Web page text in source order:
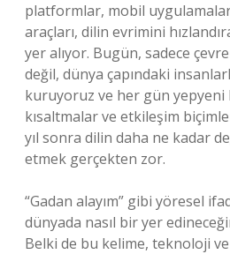
platformlar, mobil
araçları, dilin evrimini
yer alıyor. Bugün, sadece
değil, dünya çapındaki
kuruyoruz ve her gün yepyeni
kısaltmalar ve etkileşim
yıl sonra dilin daha ne kadar
etmek gerçekten zor.
“Gadan alayım” gibi yöresel
dünyada nasıl bir yer
Belki de bu kelime, teknoloji